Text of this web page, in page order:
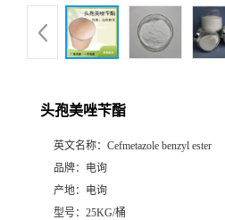
头孢美唑苄酯
英文名称： Cefmetazole benzyl ester
品牌： 电询
产地： 电询
型号： 25KG/桶